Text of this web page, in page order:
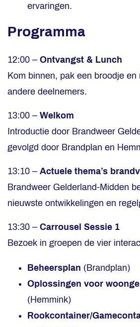
ervaringen.
Programma
12:00 – Ontvangst & Lunch
Kom binnen, pak een broodje en
andere deelnemers.
13:00 – Welkom
Introductie door Brandweer
gevolgd door Brandplan en
13:10 – Actuele thema’s
Brandweer Gelderland-Midden
nieuwste ontwikkelingen en
13:30 – Carrousel Sessie 1
Bezoek in groepen de vier
Beheersplan (Brandplan)
Oplossingen voor
(Hemmink)
Rookcontainer/